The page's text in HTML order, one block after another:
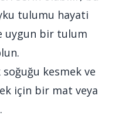
tulumu hayati
uygun bir tulum
kesmek ve
için bir mat veya